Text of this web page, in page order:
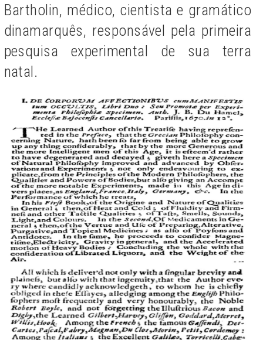
Bartholin, médico, cientista e gramático
dinamarquês, responsável pela primeira
pesquisa experimental de sua terra
natal.